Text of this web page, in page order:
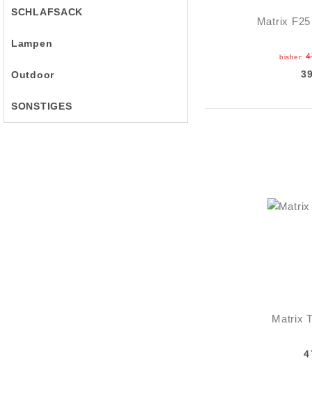
SCHLAFSACK
Lampen
Outdoor
SONSTIGES
Matrix
bisher:
Matrix